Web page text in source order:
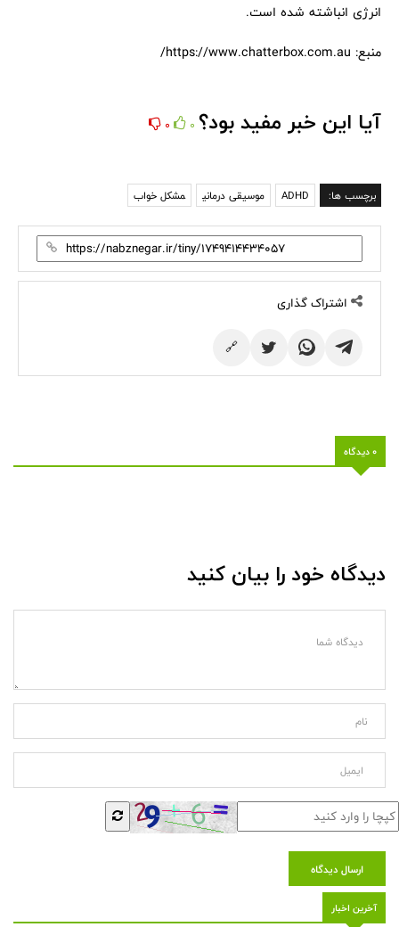
انرژی انباشته شده است.
منبع: https://www.chatterbox.com.au/
آیا این خبر مفید بود؟ 0
0
برچسب ها: ADHD موسیقی درمانی مشکل خواب
اشتراک گذاری
🔗
0 دیدگاه
دیدگاه خود را بیان کنید
ارسال دیدگاه
آخرین اخبار